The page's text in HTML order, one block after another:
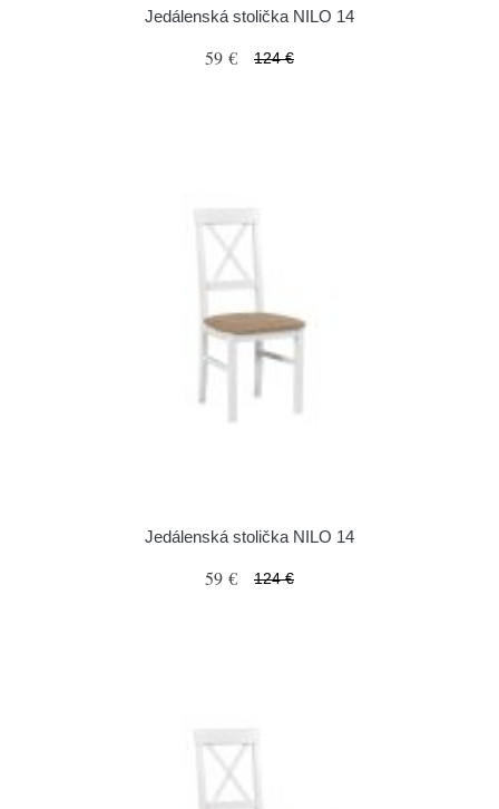
Jedálenská stolička NILO 14
59 € 124 €
Jedálenská stolička NILO 14
59 € 124 €